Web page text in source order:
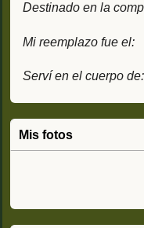
Destinado en la
Mi reemplazo fue el:
Serví en el cuerpo de:
Mis fotos